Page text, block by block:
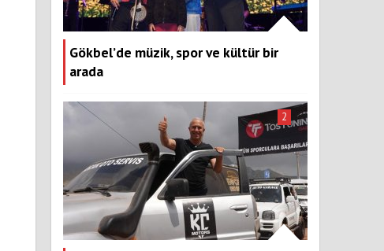
Gökbel’de müzik, spor ve kültür bir
arada
2